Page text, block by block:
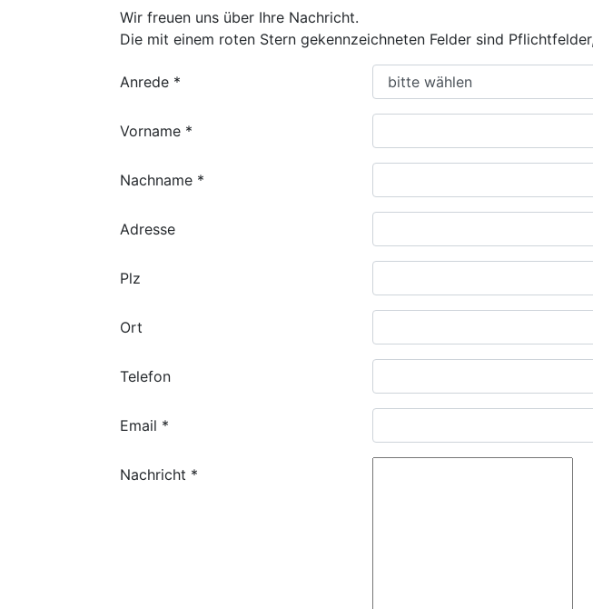
Wir freuen uns über Ihre Nachricht.
Die mit einem roten Stern gekennzeichneten Felder sind
Anrede *
Vorname *
Nachname *
Adresse
Plz
Ort
Telefon
Email *
Nachricht *